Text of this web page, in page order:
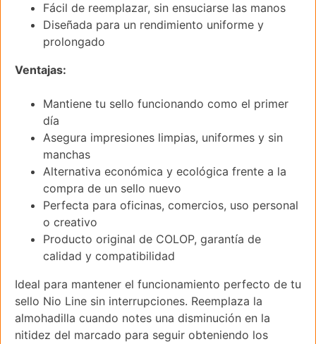
Fácil de reemplazar, sin ensuciarse las manos
Diseñada para un rendimiento uniforme y
prolongado
Ventajas:
Mantiene tu sello funcionando como el primer
día
Asegura impresiones limpias, uniformes y sin
manchas
Alternativa económica y ecológica frente a la
compra de un sello nuevo
Perfecta para oficinas, comercios, uso personal
o creativo
Producto original de COLOP, garantía de
calidad y compatibilidad
Ideal para mantener el funcionamiento perfecto de tu
sello Nio Line sin interrupciones. Reemplaza la
almohadilla cuando notes una disminución en la
nitidez del marcado para seguir obteniendo los